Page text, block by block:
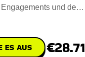
und der
ES AUS €28.71